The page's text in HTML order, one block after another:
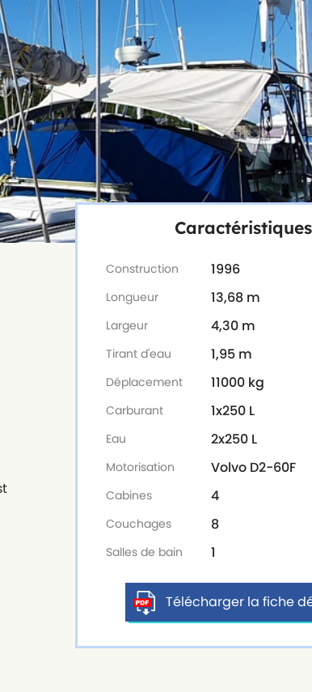
Caractéristiques
Construction 1996
Longueur 13,68 m
Largeur 4,30 m
Tirant d'eau 1,95 m
Déplacement 11000 kg
Carburant 1x250 L
Eau 2x250 L
Motorisation Volvo D2-60F
Cabines 4
Couchages 8
Salles de bain 1
Télécharger la fiche